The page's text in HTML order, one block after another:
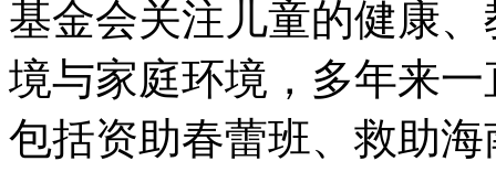
基金会关注儿童的健康
境与家庭环境，多年来
包括资助春蕾班、救助